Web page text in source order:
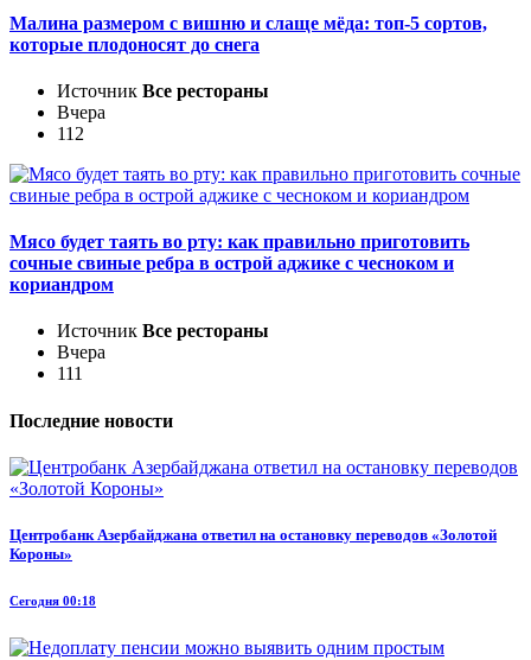
Малина размером с вишню и слаще мёда: топ-5 сортов,
которые плодоносят до снега
Источник Все рестораны
Вчера
112
Мясо будет таять во рту: как правильно приготовить
сочные свиные ребра в острой аджике с чесноком и
кориандром
Источник Все рестораны
Вчера
111
Последние новости
Центробанк Азербайджана ответил на остановку переводов «Золотой
Короны»
Сегодня 00:18